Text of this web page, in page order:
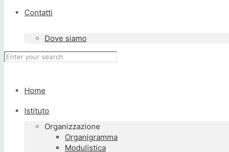
Contatti
Dove siamo
Home
Istituto
Organizzazione
Organigramma
Modulistica